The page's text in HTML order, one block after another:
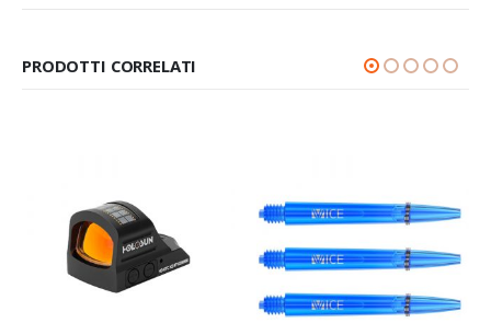
PRODOTTI CORRELATI